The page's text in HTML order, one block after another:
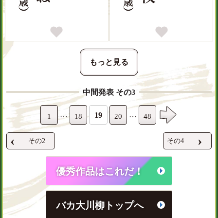
もっと見る
中間発表 その3
1 … 18 19 20 … 48
‹ その2 その4 ›
優秀作品はこれだ！
バカ大川柳トップへ